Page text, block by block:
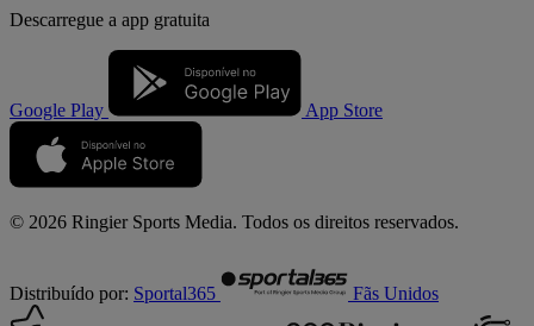
Descarregue a app gratuita
Google Play App Store
© 2026 Ringier Sports Media. Todos os direitos reservados.
Distribuído por: Sportal365 Fãs Unidos